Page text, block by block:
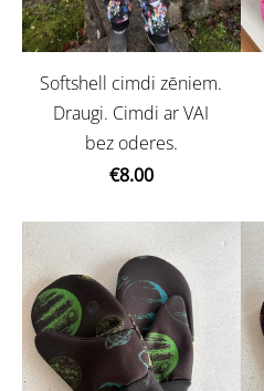
Softshell cimdi zēniem.
Draugi. Cimdi ar VAI
bez oderes.
€8.00